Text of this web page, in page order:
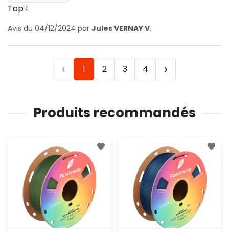
Top !
Avis du 04/12/2024 par Jules VERNAY V.
‹ 1 2 3 4 ›
Produits recommandés